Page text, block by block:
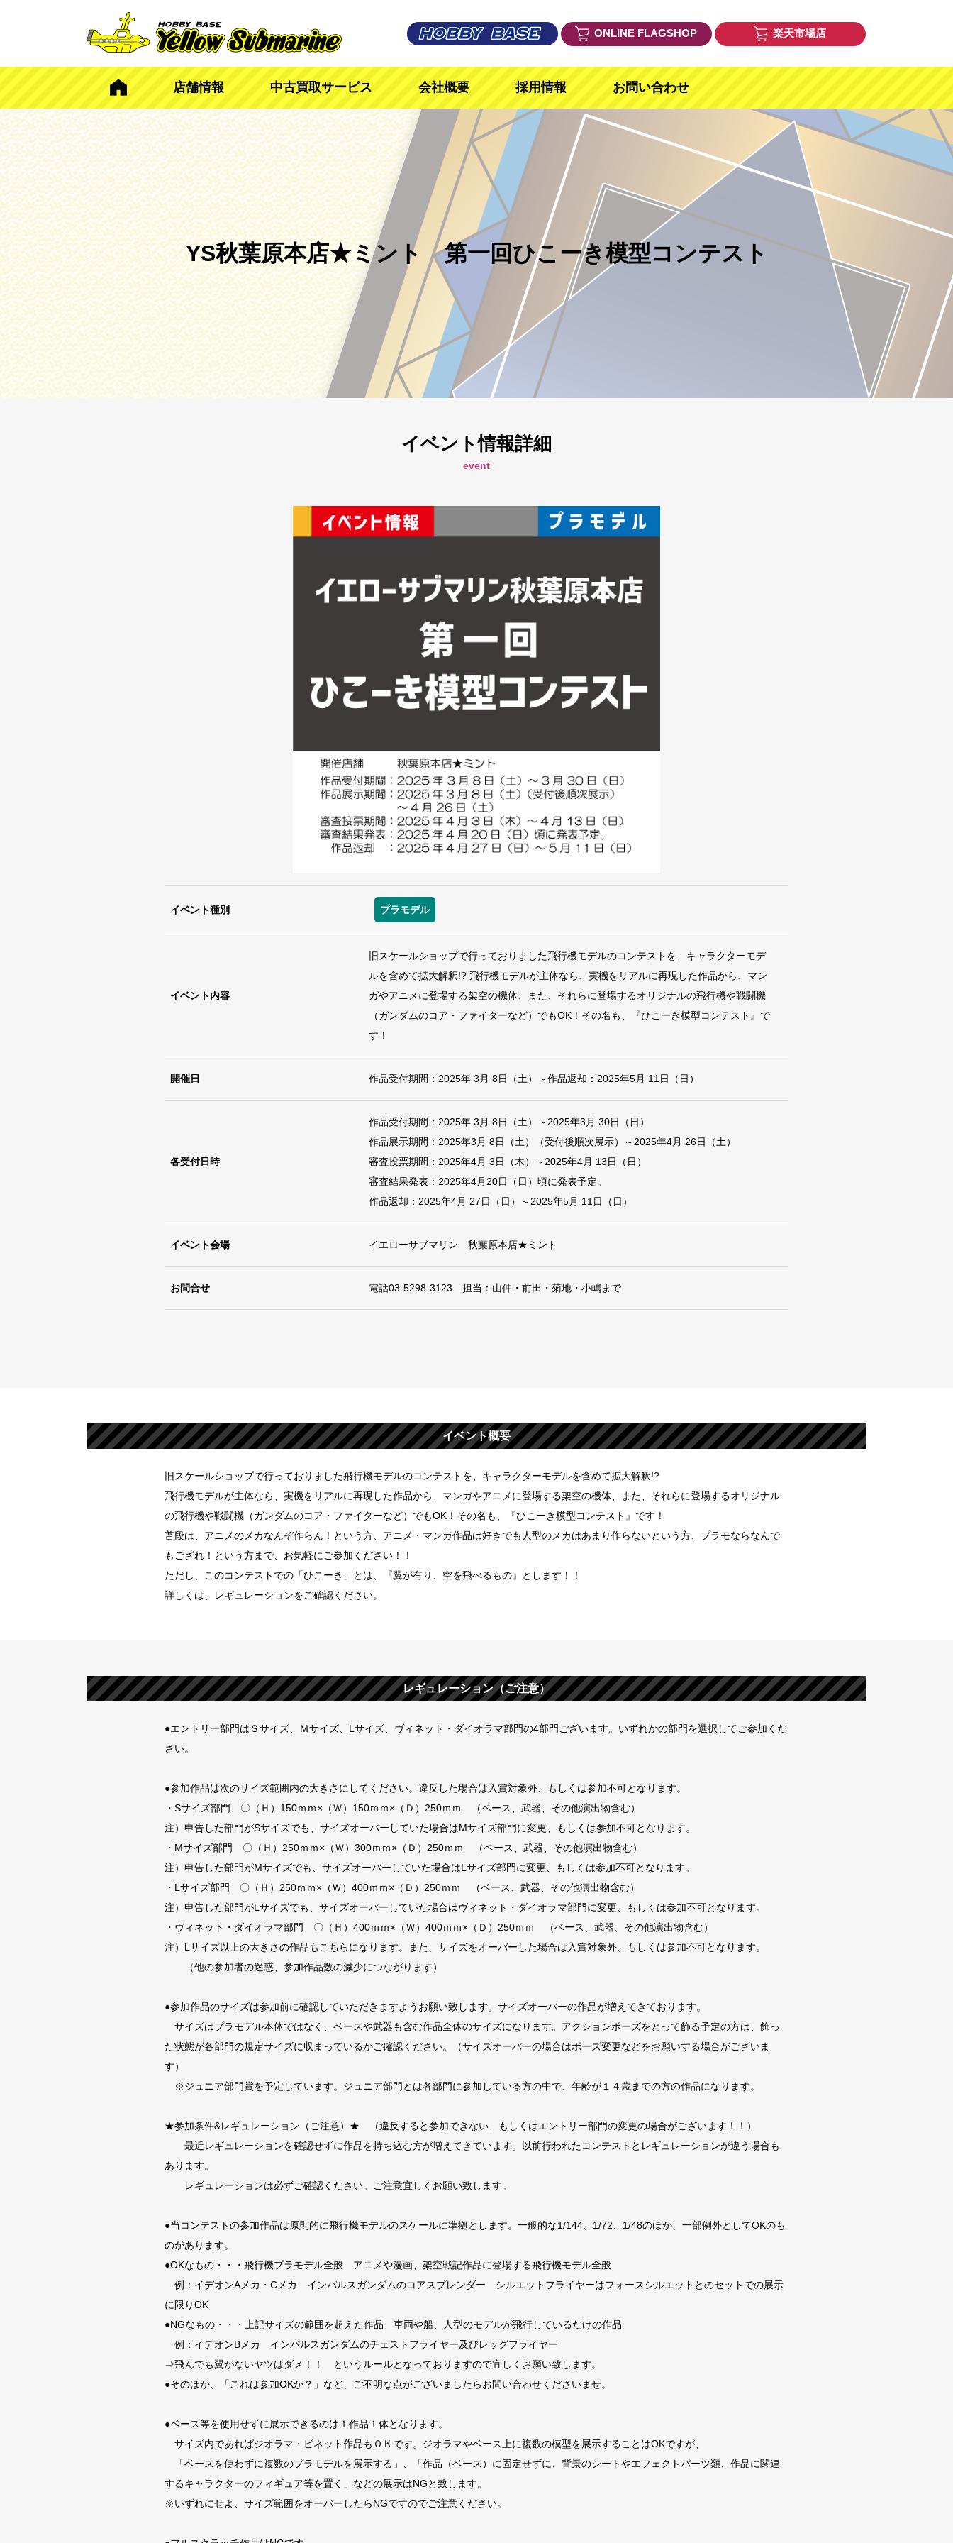
ONLINE FLAGSHOP 楽天市場店
店舗情報 中古買取サービス 会社概要 採用情報 お問い合わせ
YS秋葉原本店★ミント 第一回ひこーき模型コンテスト
イベント情報詳細
event
イベント種別 プラモデル
イベント内容
旧スケールショップで行っておりました飛行機モデルのコンテストを、キャラクターモデ
ルを含めて拡大解釈!? 飛行機モデルが主体なら、実機をリアルに再現した作品から、マン
ガやアニメに登場する架空の機体、また、それらに登場するオリジナルの飛行機や戦闘機
（ガンダムのコア・ファイターなど）でもOK！その名も、『ひこーき模型コンテスト』で
す！
開催日 作品受付期間：2025年 3月 8日（土）～作品返却：2025年5月 11日（日）
各受付日時
作品受付期間：2025年 3月 8日（土）～2025年3月 30日（日）
作品展示期間：2025年3月 8日（土）（受付後順次展示）～2025年4月 26日（土）
審査投票期間：2025年4月 3日（木）～2025年4月 13日（日）
審査結果発表：2025年4月20日（日）頃に発表予定。
作品返却：2025年4月 27日（日）～2025年5月 11日（日）
イベント会場 イエローサブマリン 秋葉原本店★ミント
お問合せ 電話03-5298-3123 担当：山仲・前田・菊地・小嶋まで
イベント概要
旧スケールショップで行っておりました飛行機モデルのコンテストを、キャラクターモデルを含めて拡大解釈!?
飛行機モデルが主体なら、実機をリアルに再現した作品から、マンガやアニメに登場する架空の機体、また、それらに登場するオリジナル
の飛行機や戦闘機（ガンダムのコア・ファイターなど）でもOK！その名も、『ひこーき模型コンテスト』です！
普段は、アニメのメカなんぞ作らん！という方、アニメ・マンガ作品は好きでも人型のメカはあまり作らないという方、プラモならなんで
もござれ！という方まで、お気軽にご参加ください！！
ただし、このコンテストでの「ひこーき」とは、『翼が有り、空を飛べるもの』とします！！
詳しくは、レギュレーションをご確認ください。
レギュレーション（ご注意）
●エントリー部門はＳサイズ、Ｍサイズ、Lサイズ、ヴィネット・ダイオラマ部門の4部門ございます。いずれかの部門を選択してご参加くだ
さい。
●参加作品は次のサイズ範囲内の大きさにしてください。違反した場合は入賞対象外、もしくは参加不可となります。
・Sサイズ部門 〇（Ｈ）150ｍｍ×（Ｗ）150ｍｍ×（Ｄ）250ｍｍ （ベース、武器、その他演出物含む）
注）申告した部門がSサイズでも、サイズオーバーしていた場合はMサイズ部門に変更、もしくは参加不可となります。
・Mサイズ部門 〇（Ｈ）250ｍｍ×（Ｗ）300ｍｍ×（Ｄ）250ｍｍ （ベース、武器、その他演出物含む）
注）申告した部門がMサイズでも、サイズオーバーしていた場合はLサイズ部門に変更、もしくは参加不可となります。
・Lサイズ部門 〇（Ｈ）250ｍｍ×（Ｗ）400ｍｍ×（Ｄ）250ｍｍ （ベース、武器、その他演出物含む）
注）申告した部門がLサイズでも、サイズオーバーしていた場合はヴィネット・ダイオラマ部門に変更、もしくは参加不可となります。
・ヴィネット・ダイオラマ部門 〇（Ｈ）400ｍｍ×（Ｗ）400ｍｍ×（Ｄ）250ｍｍ （ベース、武器、その他演出物含む）
注）Lサイズ以上の大きさの作品もこちらになります。また、サイズをオーバーした場合は入賞対象外、もしくは参加不可となります。
（他の参加者の迷惑、参加作品数の減少につながります）
●参加作品のサイズは参加前に確認していただきますようお願い致します。サイズオーバーの作品が増えてきております。
サイズはプラモデル本体ではなく、ベースや武器も含む作品全体のサイズになります。アクションポーズをとって飾る予定の方は、飾っ
た状態が各部門の規定サイズに収まっているかご確認ください。（サイズオーバーの場合はポーズ変更などをお願いする場合がございま
す）
※ジュニア部門賞を予定しています。ジュニア部門とは各部門に参加している方の中で、年齢が１４歳までの方の作品になります。
★参加条件&レギュレーション（ご注意）★ （違反すると参加できない、もしくはエントリー部門の変更の場合がございます！！）
最近レギュレーションを確認せずに作品を持ち込む方が増えてきています。以前行われたコンテストとレギュレーションが違う場合も
あります。
レギュレーションは必ずご確認ください。ご注意宜しくお願い致します。
●当コンテストの参加作品は原則的に飛行機モデルのスケールに準拠とします。一般的な1/144、1/72、1/48のほか、一部例外としてOKのも
のがあります。
●OKなもの・・・飛行機プラモデル全般 アニメや漫画、架空戦記作品に登場する飛行機モデル全般
例：イデオンAメカ・Cメカ インパルスガンダムのコアスプレンダー シルエットフライヤーはフォースシルエットとのセットでの展示
に限りOK
●NGなもの・・・上記サイズの範囲を超えた作品 車両や船、人型のモデルが飛行しているだけの作品
例：イデオンBメカ インパルスガンダムのチェストフライヤー及びレッグフライヤー
⇒飛んでも翼がないヤツはダメ！！ というルールとなっておりますので宜しくお願い致します。
●そのほか、「これは参加OKか？」など、ご不明な点がございましたらお問い合わせくださいませ。
●ベース等を使用せずに展示できるのは１作品１体となります。
サイズ内であればジオラマ・ビネット作品もＯＫです。ジオラマやベース上に複数の模型を展示することはOKですが、
「ベースを使わずに複数のプラモデルを展示する」、「作品（ベース）に固定せずに、背景のシートやエフェクトパーツ類、作品に関連
するキャラクターのフィギュア等を置く」などの展示はNGと致します。
※いずれにせよ、サイズ範囲をオーバーしたらNGですのでご注意ください。